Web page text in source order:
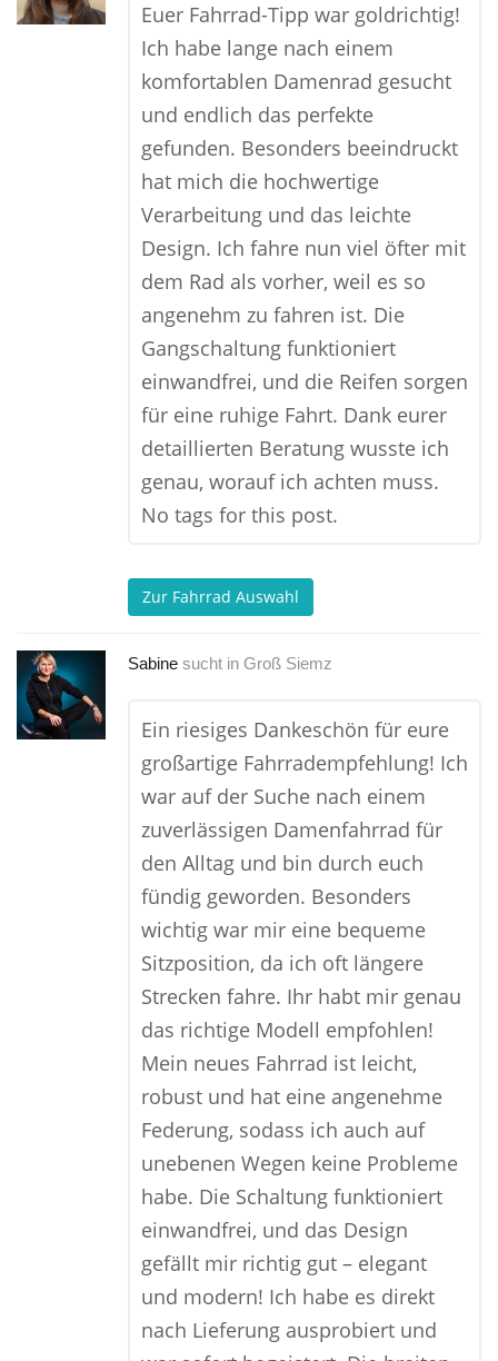
Euer Fahrrad-Tipp war goldrichtig!
Ich habe lange nach einem
komfortablen Damenrad gesucht
und endlich das perfekte
gefunden. Besonders beeindruckt
hat mich die hochwertige
Verarbeitung und das leichte
Design. Ich fahre nun viel öfter mit
dem Rad als vorher, weil es so
angenehm zu fahren ist. Die
Gangschaltung funktioniert
einwandfrei, und die Reifen sorgen
für eine ruhige Fahrt. Dank eurer
detaillierten Beratung wusste ich
genau, worauf ich achten muss.
No tags for this post.
Zur Fahrrad Auswahl
Sabine sucht in Groß Siemz
Ein riesiges Dankeschön für eure
großartige Fahrradempfehlung! Ich
war auf der Suche nach einem
zuverlässigen Damenfahrrad für
den Alltag und bin durch euch
fündig geworden. Besonders
wichtig war mir eine bequeme
Sitzposition, da ich oft längere
Strecken fahre. Ihr habt mir genau
das richtige Modell empfohlen!
Mein neues Fahrrad ist leicht,
robust und hat eine angenehme
Federung, sodass ich auch auf
unebenen Wegen keine Probleme
habe. Die Schaltung funktioniert
einwandfrei, und das Design
gefällt mir richtig gut – elegant
und modern! Ich habe es direkt
nach Lieferung ausprobiert und